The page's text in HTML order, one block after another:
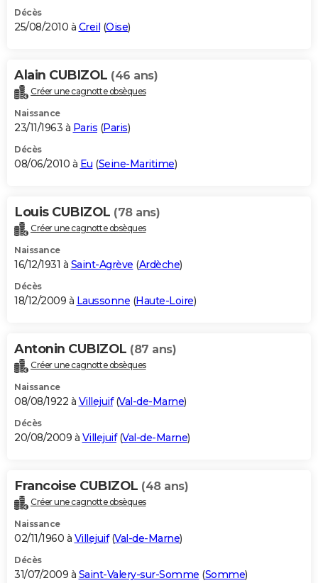
Décès
25/08/2010 à Creil (Oise)
Alain CUBIZOL (46 ans)
Créer une cagnotte obsèques
Naissance
23/11/1963 à Paris (Paris)
Décès
08/06/2010 à Eu (Seine-Maritime)
Louis CUBIZOL (78 ans)
Créer une cagnotte obsèques
Naissance
16/12/1931 à Saint-Agrève (Ardèche)
Décès
18/12/2009 à Laussonne (Haute-Loire)
Antonin CUBIZOL (87 ans)
Créer une cagnotte obsèques
Naissance
08/08/1922 à Villejuif(Val-de-Marne)
Décès
20/08/2009 à Villejuif(Val-de-Marne)
Francoise CUBIZOL (48 ans)
Créer une cagnotte obsèques
Naissance
02/11/1960 à Villejuif(Val-de-Marne)
Décès
31/07/2009 à Saint-Valery-sur-Somme (Somme)